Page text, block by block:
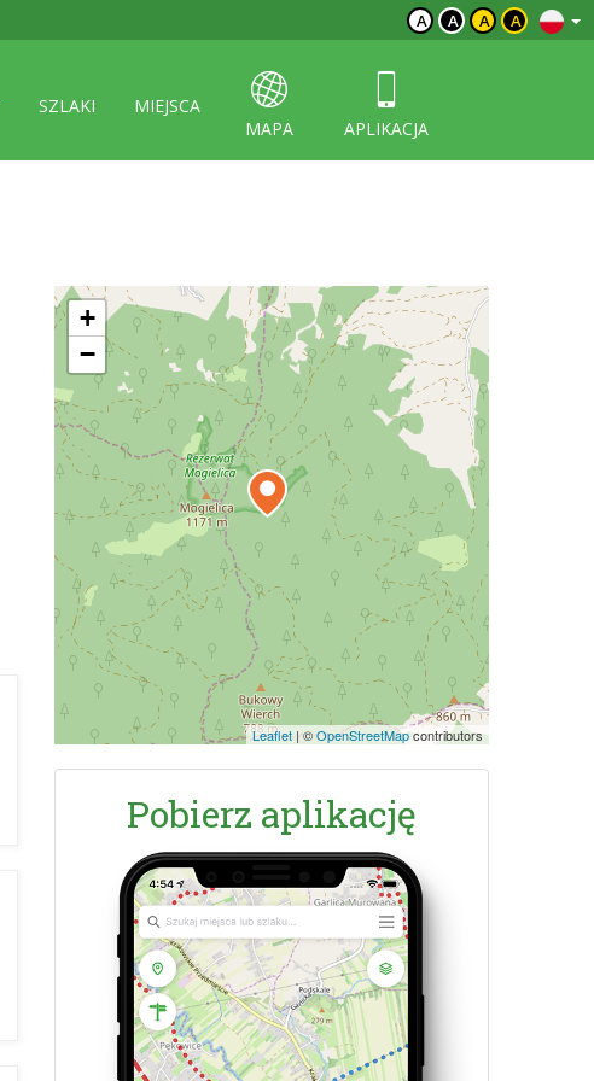
A A A A
SZLAKI
MIEJSCA
MAPA
APLIKACJA
+
−
Leaflet |©OpenStreetMapcontributors
Pobierz aplikację